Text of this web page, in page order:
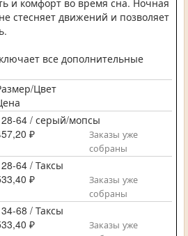
и комфорт во время сна. Ночная
стесняет движений и позволяет
все дополнительные
Цвет
64 / серый/мопсы
₽
Заказы уже
собраны
64 / Таксы
₽
Заказы уже
собраны
68 / Таксы
₽
Заказы уже